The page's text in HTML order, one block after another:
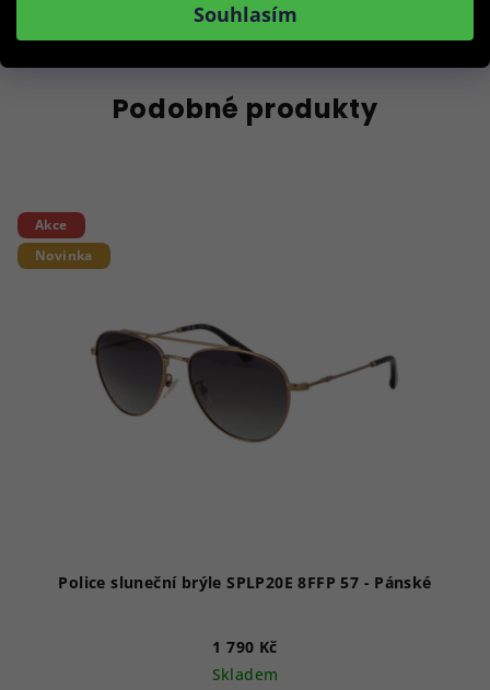
Souhlasím
Podobné produkty
Akce
Novinka
Police sluneční brýle SPLP20E 8FFP 57 - Pánské
1 790 Kč
Skladem